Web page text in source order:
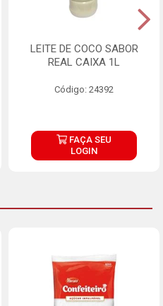
LEITE DE COCO SABOR
REAL CAIXA 1L
Código: 24392
FAÇA SEU
LOGIN